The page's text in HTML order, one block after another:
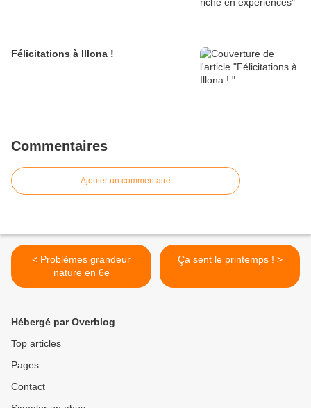
Félicitations à Illona !
Commentaires
Ajouter un commentaire
< Problèmes grandeur
nature en 6e
Ça sent le printemps ! >
Hébergé par Overblog
Top articles
Pages
Contact